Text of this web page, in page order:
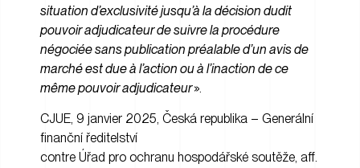
situation d’exclusivité jusqu’à la décision dudit
pouvoir adjudicateur de suivre la procédure
négociée sans publication préalable d’un avis de
marché est due à l’action ou à l’inaction de ce
même pouvoir adjudicateur».
CJUE, 9 janvier 2025, Česká republika – Generální
finanční ředitelství
contre Úřad pro ochranu hospodářské soutěže, aff.